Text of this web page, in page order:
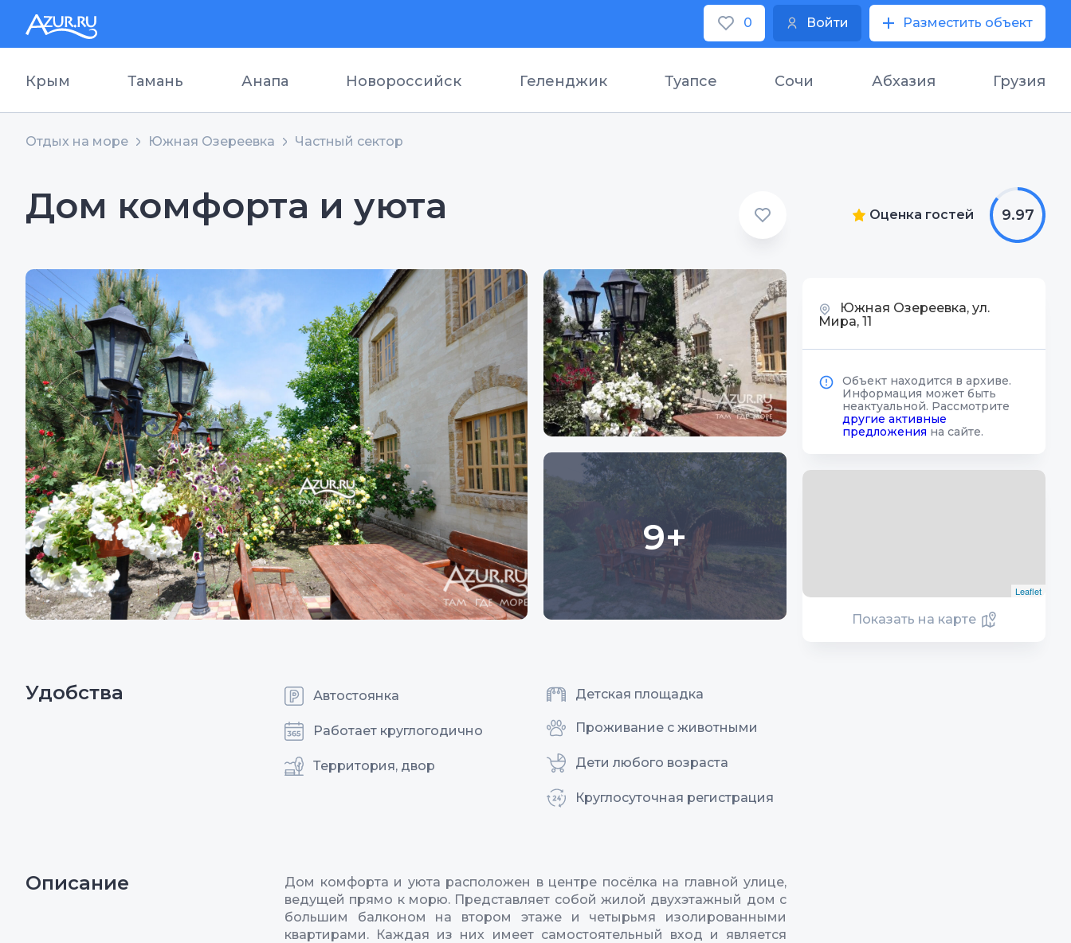
0 Войти Разместить объект
Крым Тамань Анапа Новороссийск Геленджик Туапсе Сочи Абхазия Грузия
Отдых на море Южная Озереевка Частный сектор
Дом комфорта и уюта
9+
Удобства Автостоянка
Работает круглогодично
Территория, двор
Детская площадка
Проживание с животными
Дети любого возраста
Круглосуточная регистрация
Описание
Дом комфорта и уюта расположен в центре посёлка на главной улице,
ведущей прямо к морю. Представляет собой жилой двухэтажный дом с
большим балконом на втором этаже и четырьмя изолированными
квартирами. Каждая из них имеет самостоятельный вход и является
Оценка гостей 9.97
Южная Озереевка, ул.
Мира, 11
Объект находится в архиве.
Информация может быть
неактуальной. Рассмотрите
другие активные
предложения на сайте.
Leaflet
Показать на карте